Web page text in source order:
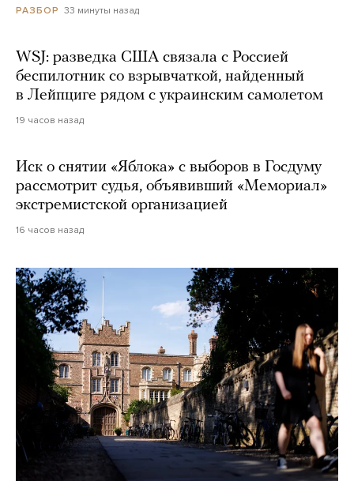
РАЗБОР 33 минуты назад
WSJ: разведка США связала с Россией
беспилотник со взрывчаткой, найденный
в Лейпциге рядом с украинским самолетом
19 часов назад
Иск о снятии «Яблока» с выборов в Госдуму
рассмотрит судья, объявивший «Мемориал»
экстремистской организацией
16 часов назад